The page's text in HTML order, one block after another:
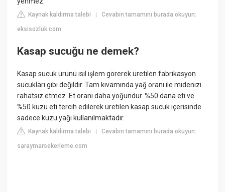
Kaynak kaldırma talebi |Cevabın tamamını burada okuyun:
eksisozluk.com
Kasap sucuğu ne demek?
Kasap sucuk ürünü ısıl işlem görerek üretilen fabrikasyon
sucukları gibi değildir. Tam kıvamında yağ oranı ile midenizi
rahatsız etmez. Et oranı daha yoğundur. %50 dana eti ve
%50 kuzu eti tercih edilerek üretilen kasap sucuk içerisinde
sadece kuzu yağı kullanılmaktadır.
Kaynak kaldırma talebi |Cevabın tamamını burada okuyun:
saraymarsekerleme.com